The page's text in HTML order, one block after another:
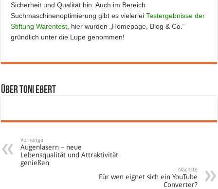
Sicherheit und Qualität hin. Auch im Bereich
Suchmaschinenoptimierung gibt es vielerleiTestergebnisse der
Stiftung Warentest , hier wurden „Homepage, Blog & Co.“
gründlich unter die Lupe genommen!
Über Toni Ebert
Vorherige
Augenlasern – neue
Lebensqualität und Attraktivität
genießen
Nächste
Für wen eignet sich ein YouTube
Converter?